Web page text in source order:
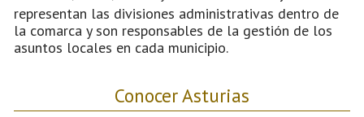
representan las divisiones administrativas dentro de
la comarca y son responsables de la gestión de los
asuntos locales en cada municipio.
Conocer Asturias